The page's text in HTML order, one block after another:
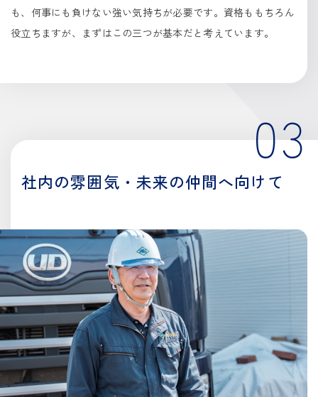
も、何事にも負けない強い気持ちが必要です。資格ももちろん
役立ちますが、まずはこの三つが基本だと考えています。
03
社内の雰囲気・ 未来の仲間へ向けて